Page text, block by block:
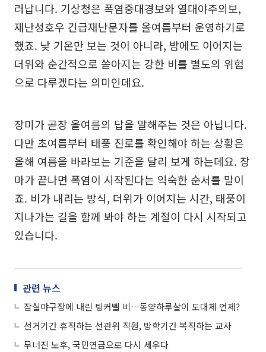
러납니다. 기상청은 폭염중대경보와 열대야주의보,
재난성호우 긴급재난문자를 올여름부터 운영하기로
했죠. 낮 기온만 보는 것이 아니라, 밤에도 이어지는
더위와 순간적으로 쏟아지는 강한 비를 별도의 위험
으로 다루겠다는 의미인데요.
장미가 곧장 올여름의 답을 말해주는 것은 아닙니다.
다만 초여름부터 태풍 진로를 확인해야 하는 상황은
올해 여름을 바라보는 기준을 달리 보게 하는데요. 장
마가 끝나면 폭염이 시작된다는 익숙한 순서를 말이
죠. 비가 내리는 방식, 더위가 이어지는 시간, 태풍이
지나가는 길을 함께 봐야 하는 계절이 다시 시작되고
있습니다.
관련 뉴스
잠실야구장에 내린 팅커벨 비…동양하루살이 도대체 언제?
선거기간 휴직하는 선관위 직원, 방학기간 복직하는 교사
무너진 노후, 국민연금으로 다시 세우다